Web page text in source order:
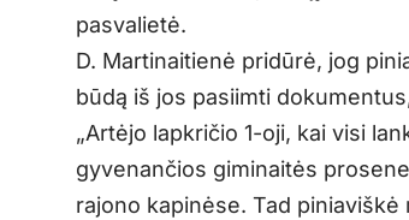
pasvalietė.
D. Martinaitienė pridūrė, jog
būdą iš jos pasiimti
„Artėjo lapkričio 1-oji, kai visi
gyvenančios giminaitės
rajono kapinėse. Tad